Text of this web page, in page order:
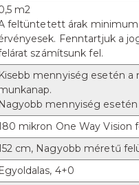
m2
feltüntetett árak
Fenntartjuk a
számítsunk fel.
Kisebb mennyiség esetén
Nagyobb mennyiség
mikron One Way Vision
cm, Nagyobb méretű
Egyoldalas, 4+0